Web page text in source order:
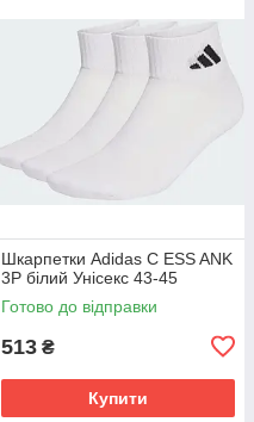
Шкарпетки Adidas C ESS ANK
3P білий Унісекс 43-45
Готово до відправки
513 ₴
Купити